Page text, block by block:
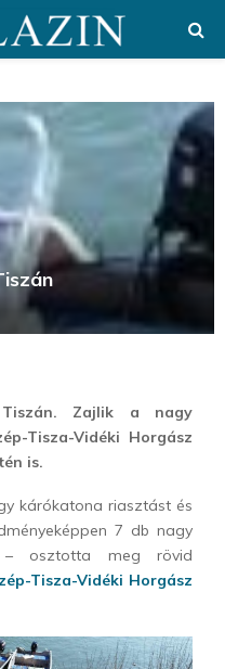
Zajlik a nagy
Tisza-Vidéki Horgász
is.
kárókatona riasztást és
7 db nagy
– osztotta meg rövid
Tisza-Vidéki Horgász